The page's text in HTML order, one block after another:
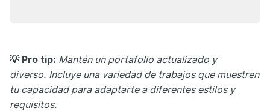
💡 Pro tip: Mantén un portafolio actualizado y
diverso. Incluye una variedad de trabajos que muestren
tu capacidad para adaptarte a diferentes estilos y
requisitos.